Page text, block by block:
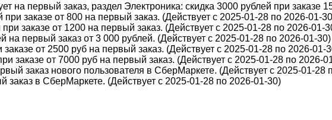
на первый заказ, раздел Электроника: скидка 3000 рублей при заказе
заказе от 800 на первый заказ. (Действует с 2025-01-28 по 2026-01-
заказе от 1200 на первый заказ. (Действует с 2025-01-28 по 2026-01-
на первый заказ от 3 000 рублей. (Действует с 2025-01-28 по 2026-01-30)
от 2500 руб на первый заказ. (Действует с 2025-01-28 по 2026-01-
заказе от 7000 руб на первый заказ. (Действует с 2025-01-28 по 2026-
заказ нового пользователя в СберМаркете. (Действует с 2025-01-28
в СберМаркете. (Действует с 2025-01-28 по 2026-01-30)